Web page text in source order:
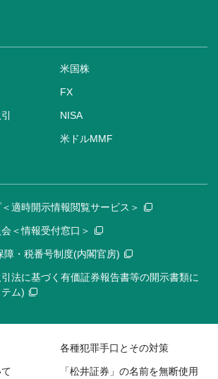
米国株
FX
NISA
米ドルMMF
適時開示情報閲覧サービス＞
＜情報受付窓口＞
障・税番号制度(内閣官房)
法に基づく有価証券報告書等の開示書類に
ム)
各種犯罪手口とその対策
「松井証券」の名前を無断使用